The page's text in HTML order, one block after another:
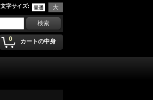
文字サイズ:
0 カートの中身